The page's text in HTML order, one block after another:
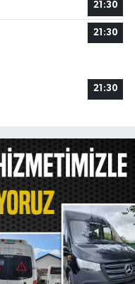
21:30
21:30
21:30